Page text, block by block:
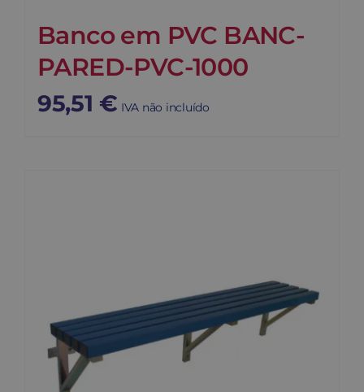
Banco em PVC BANC-
PARED-PVC-1000
95,51 € IVA não incluído